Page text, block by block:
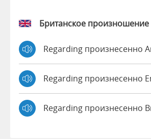
Британское произношение
Regarding произнесенно
Regarding произнесенно
Regarding произнесенно